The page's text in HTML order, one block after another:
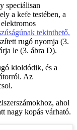
speciálisan
a kefe testében, a
tekinthető,
rugó nyomja (3.
le (3. ábra D).
kioldódik, és a
Az
ahol
nagy kopás várható.